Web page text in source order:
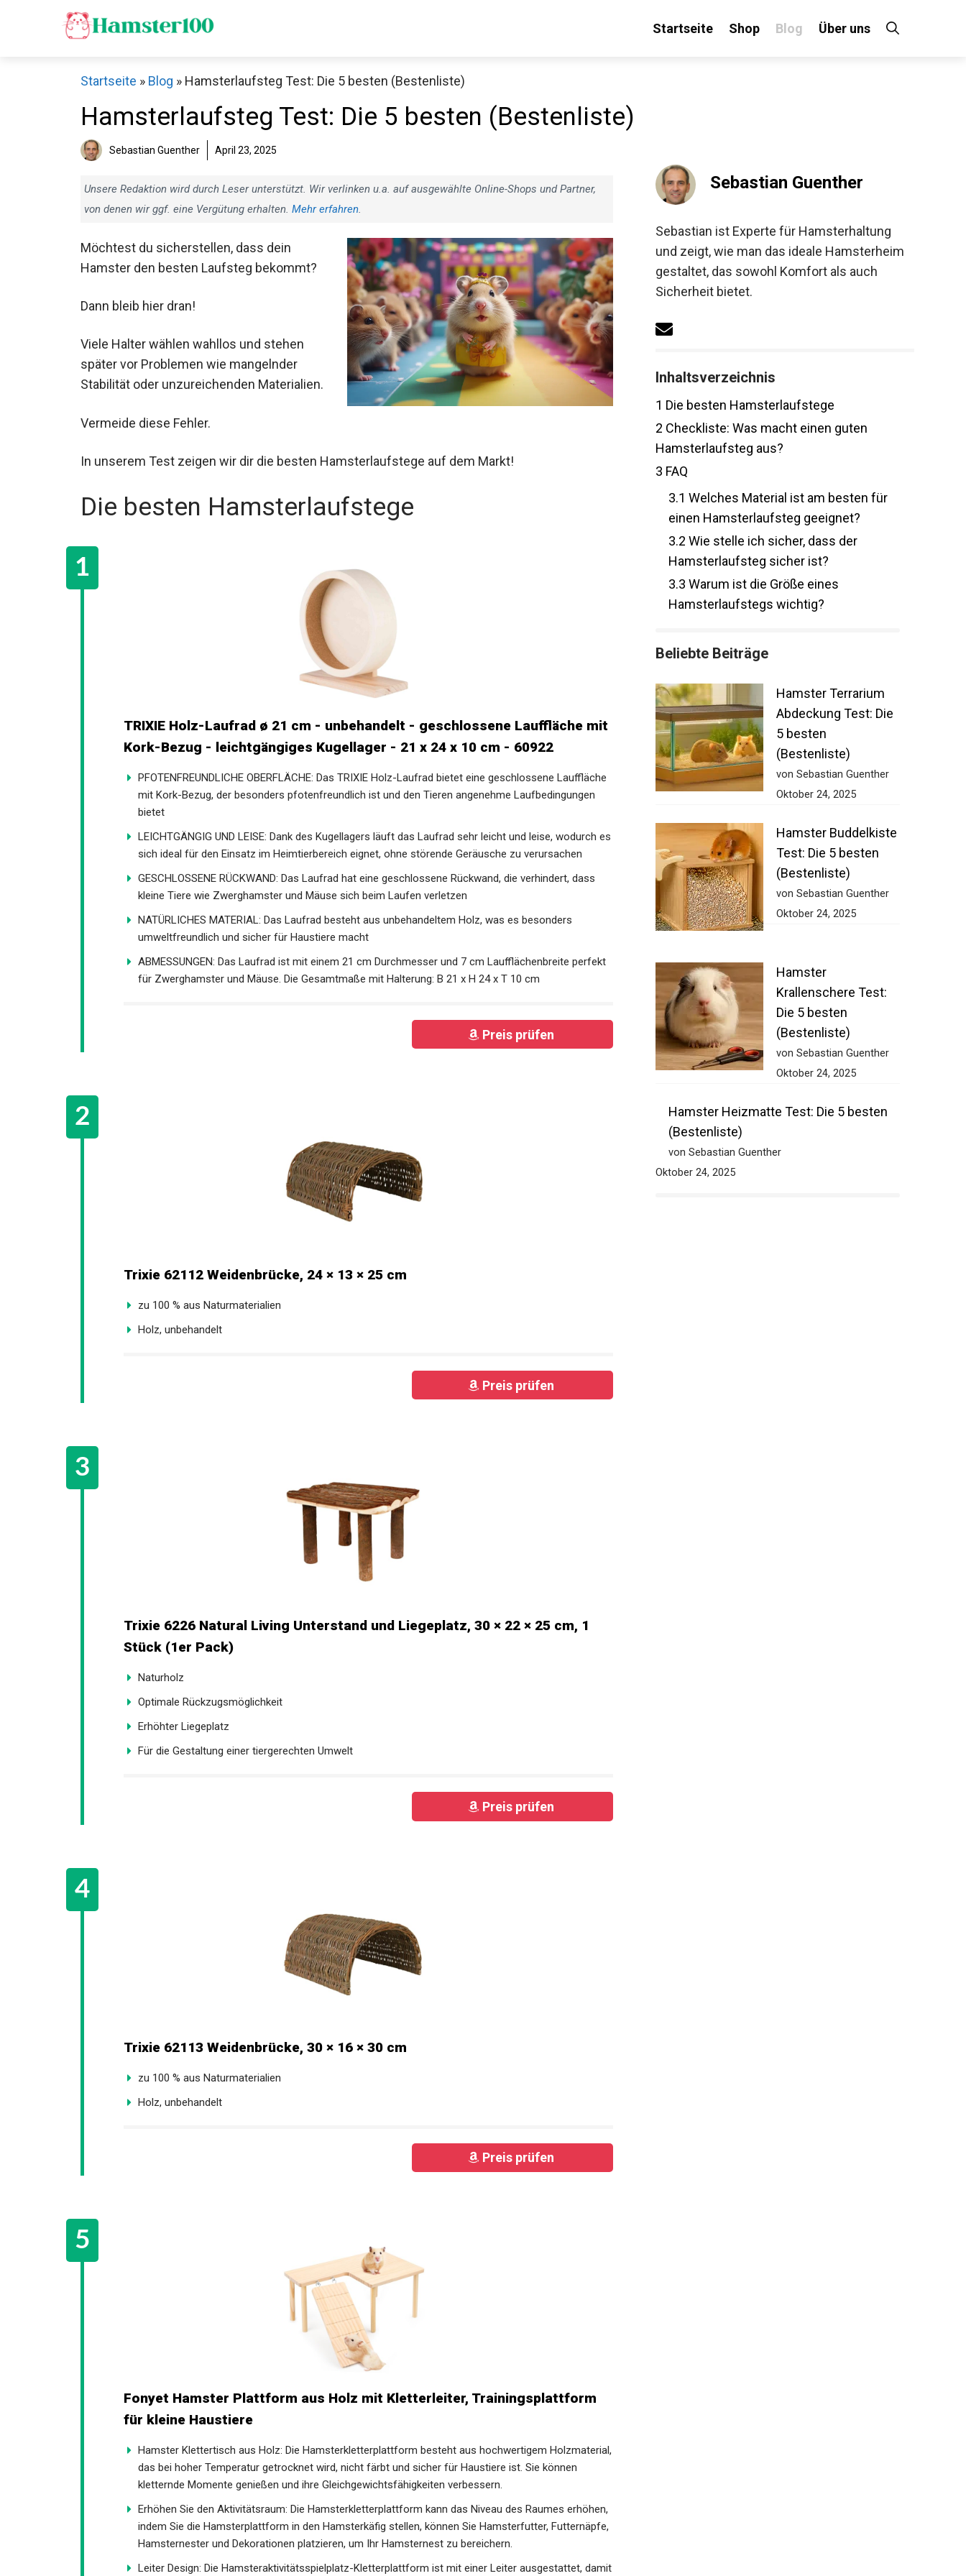
Startseite Shop Blog Über uns
Startseite » Blog » Hamsterlaufsteg Test: Die 5 besten (Bestenliste)
Hamsterlaufsteg Test: Die 5 besten (Bestenliste)
Sebastian Guenther April 23, 2025
Unsere Redaktion wird durch Leser unterstützt. Wir verlinken u.a. auf ausgewählte Online-Shops und Partner,
von denen wir ggf. eine Vergütung erhalten. Mehr erfahren.
Möchtest du sicherstellen, dass dein
Hamster den besten Laufsteg bekommt?
Dann bleib hier dran!
Viele Halter wählen wahllos und stehen
später vor Problemen wie mangelnder
Stabilität oder unzureichenden Materialien.
Vermeide diese Fehler.
In unserem Test zeigen wir dir die besten Hamsterlaufstege auf dem Markt!
Die besten Hamsterlaufstege
TRIXIE Holz-Laufrad ø 21 cm - unbehandelt - geschlossene Lauffläche mit
Kork-Bezug - leichtgängiges Kugellager - 21 x 24 x 10 cm - 60922
PFOTENFREUNDLICHE OBERFLÄCHE: Das TRIXIE Holz-Laufrad bietet eine geschlossene Lauffläche
mit Kork-Bezug, der besonders pfotenfreundlich ist und den Tieren angenehme Laufbedingungen
bietet
LEICHTGÄNGIG UND LEISE: Dank des Kugellagers läuft das Laufrad sehr leicht und leise, wodurch es
sich ideal für den Einsatz im Heimtierbereich eignet, ohne störende Geräusche zu verursachen
GESCHLOSSENE RÜCKWAND: Das Laufrad hat eine geschlossene Rückwand, die verhindert, dass
kleine Tiere wie Zwerghamster und Mäuse sich beim Laufen verletzen
NATÜRLICHES MATERIAL: Das Laufrad besteht aus unbehandeltem Holz, was es besonders
umweltfreundlich und sicher für Haustiere macht
ABMESSUNGEN: Das Laufrad ist mit einem 21 cm Durchmesser und 7 cm Laufflächenbreite perfekt
für Zwerghamster und Mäuse. Die Gesamtmaße mit Halterung: B 21 x H 24 x T 10 cm
Preis prüfen
Trixie 62112 Weidenbrücke, 24 × 13 × 25 cm
zu 100 % aus Naturmaterialien
Holz, unbehandelt
Preis prüfen
Trixie 6226 Natural Living Unterstand und Liegeplatz, 30 × 22 × 25 cm, 1
Stück (1er Pack)
Naturholz
Optimale Rückzugsmöglichkeit
Erhöhter Liegeplatz
Für die Gestaltung einer tiergerechten Umwelt
Preis prüfen
Trixie 62113 Weidenbrücke, 30 × 16 × 30 cm
zu 100 % aus Naturmaterialien
Holz, unbehandelt
Preis prüfen
Fonyet Hamster Plattform aus Holz mit Kletterleiter, Trainingsplattform
für kleine Haustiere
Hamster Klettertisch aus Holz: Die Hamsterkletterplattform besteht aus hochwertigem Holzmaterial,
das bei hoher Temperatur getrocknet wird, nicht färbt und sicher für Haustiere ist. Sie können
kletternde Momente genießen und ihre Gleichgewichtsfähigkeiten verbessern.
Erhöhen Sie den Aktivitätsraum: Die Hamsterkletterplattform kann das Niveau des Raumes erhöhen,
indem Sie die Hamsterplattform in den Hamsterkäfig stellen, können Sie Hamsterfutter, Futternäpfe,
Hamsternester und Dekorationen platzieren, um Ihr Hamsternest zu bereichern.
Leiter Design: Die Hamsteraktivitätsspielplatz-Kletterplattform ist mit einer Leiter ausgestattet, damit
Sebastian Guenther
Sebastian ist Experte für Hamsterhaltung
und zeigt, wie man das ideale Hamsterheim
gestaltet, das sowohl Komfort als auch
Sicherheit bietet.
Inhaltsverzeichnis
1 Die besten Hamsterlaufstege
2 Checkliste: Was macht einen guten
Hamsterlaufsteg aus?
3 FAQ
3.1 Welches Material ist am besten für
einen Hamsterlaufsteg geeignet?
3.2 Wie stelle ich sicher, dass der
Hamsterlaufsteg sicher ist?
3.3 Warum ist die Größe eines
Hamsterlaufstegs wichtig?
Beliebte Beiträge
Hamster Terrarium
Abdeckung Test: Die
5 besten
(Bestenliste)
von Sebastian Guenther
Oktober 24, 2025
Hamster Buddelkiste
Test: Die 5 besten
(Bestenliste)
von Sebastian Guenther
Oktober 24, 2025
Hamster
Krallenschere Test:
Die 5 besten
(Bestenliste)
von Sebastian Guenther
Oktober 24, 2025
Hamster Heizmatte Test: Die 5 besten
(Bestenliste)
von Sebastian Guenther
Oktober 24, 2025